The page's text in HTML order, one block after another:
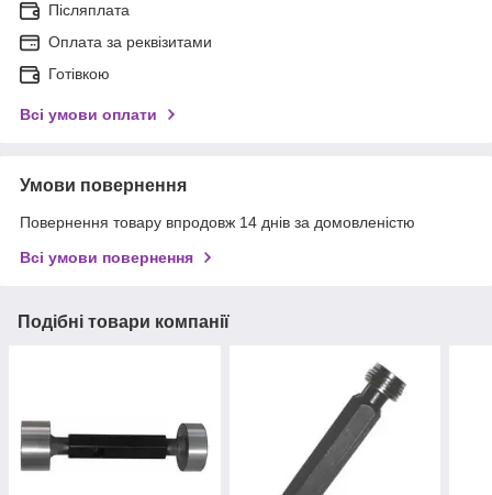
Післяплата
Оплата за реквізитами
Готівкою
Всі умови оплати
Умови повернення
Повернення товару впродовж 14 днів за домовленістю
Всі умови повернення
Подібні товари компанії